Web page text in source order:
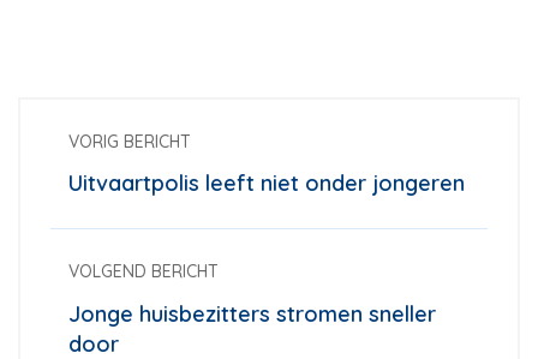
VORIG BERICHT
Uitvaartpolis leeft niet onder jongeren
VOLGEND BERICHT
Jonge huisbezitters stromen sneller
door